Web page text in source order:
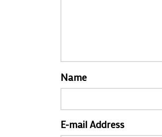
Name
E-mail Address